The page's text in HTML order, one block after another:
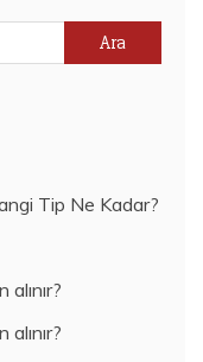
Tip Ne Kadar?